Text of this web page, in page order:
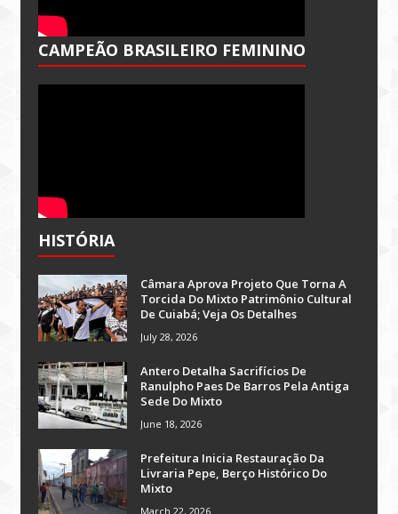
CAMPEÃO BRASILEIRO FEMININO
HISTÓRIA
Câmara Aprova Projeto Que Torna A
Torcida Do Mixto Patrimônio Cultural
De Cuiabá; Veja Os Detalhes
July 28, 2026
Antero Detalha Sacrifícios De
Ranulpho Paes De Barros Pela Antiga
Sede Do Mixto
June 18, 2026
Prefeitura Inicia Restauração Da
Livraria Pepe, Berço Histórico Do
Mixto
March 22, 2026